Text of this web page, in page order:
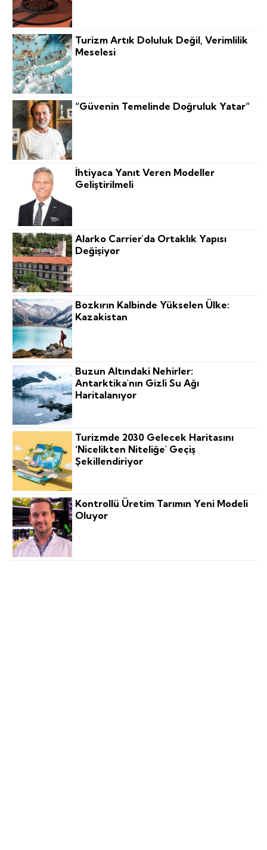
Turizm Artık Doluluk Değil, Verimlilik
Meselesi
“Güvenin Temelinde Doğruluk Yatar”
İhtiyaca Yanıt Veren Modeller
Geliştirilmeli
Alarko Carrier'da Ortaklık Yapısı
Değişiyor
Bozkırın Kalbinde Yükselen Ülke:
Kazakistan
Buzun Altındaki Nehirler:
Antarktika'nın Gizli Su Ağı
Haritalanıyor
Turizmde 2030 Gelecek Haritasını
‘nicelikten Niteliğe' Geçiş
Şekillendiriyor
Kontrollü Üretim Tarımın Yeni Modeli
Oluyor